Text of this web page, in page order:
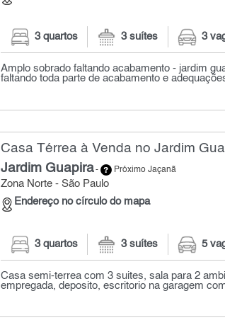
3 quartos 3 suítes 3
Amplo sobrado faltando acabamento - jardim
faltando toda parte de acabamento e
Casa Térrea à Venda no Jardim
Jardim Guapira- Próximo Jaçanã
Zona Norte - São Paulo
Endereço no círculo do mapa
3 quartos 3 suítes 5
Casa semi-terrea com 3 suites, sala para 2
empregada, deposito, escritorio na garagem